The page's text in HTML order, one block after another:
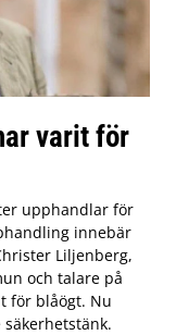
varit för
upphandlar för
innebär
Liljenberg,
och talare på
för blåögt. Nu